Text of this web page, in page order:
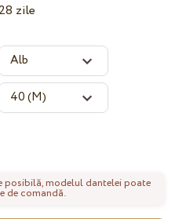
28 zile
posibilă, modelul dantelei poate
de comandă.